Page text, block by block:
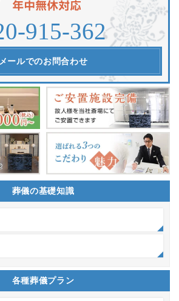
メールでのお問合わせ
葬儀の基礎知識
各種葬儀プラン